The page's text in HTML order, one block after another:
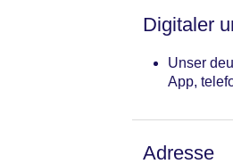
Digitaler
Unser
App,
Adresse